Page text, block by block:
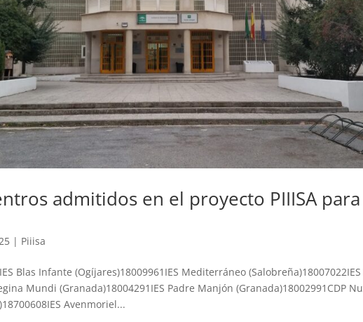
admitidos en el proyecto PIIISA
| Piiisa
Blas Infante (Ogíjares)18009961IES Mediterráneo
Mundi (Granada)18004291IES Padre Manjón (Granada)18002991CDP
Avenmoriel...